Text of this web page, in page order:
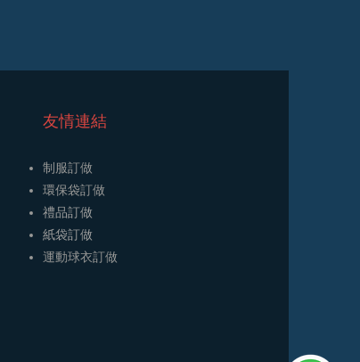
友情連結
制服訂做
環保袋訂做
禮品訂做
​紙袋訂做
​運動球衣訂做